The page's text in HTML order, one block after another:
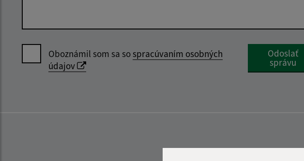
Oboznámil som sa sospracúvaním osobných
údajov
GoogleOdoslať
správu